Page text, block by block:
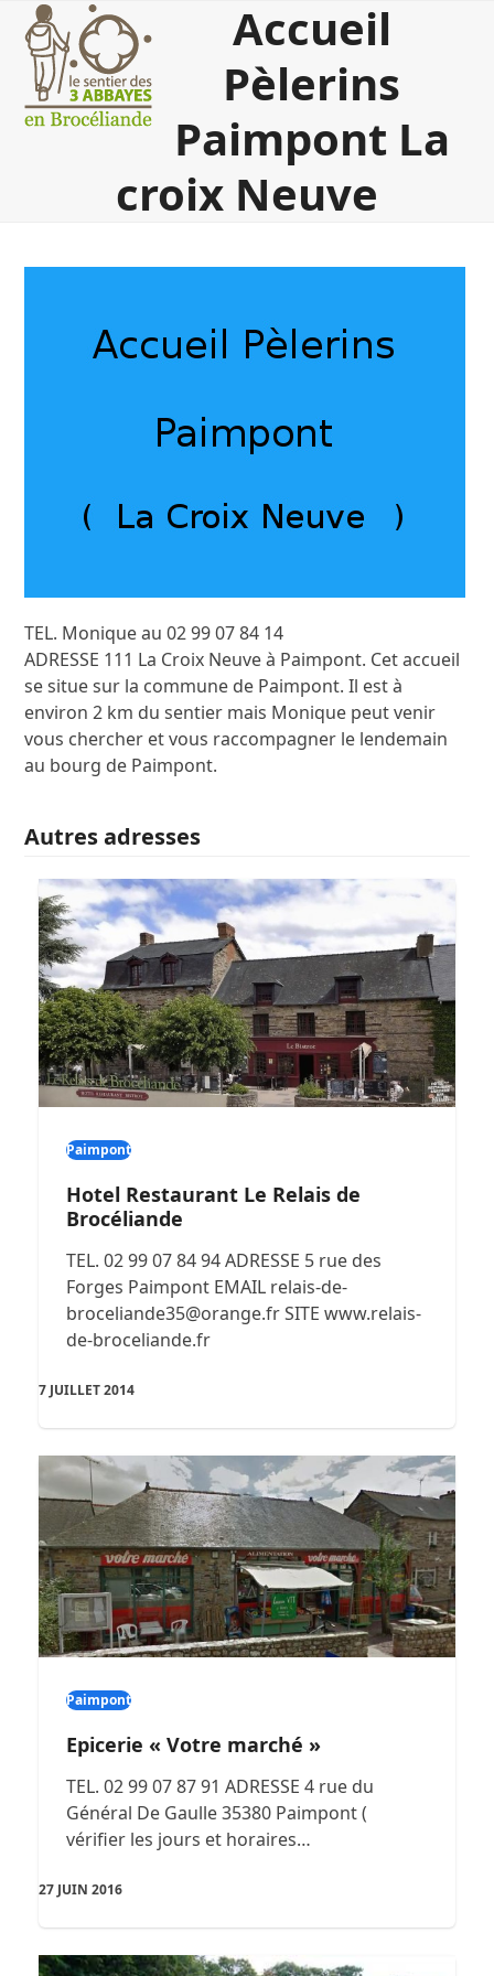
content
Open
mobile
menu
Close
mobile
menu
Accueil
Pèlerins
Paimpont La
croix Neuve
TEL. Monique au 02 99 07 84 14
ADRESSE 111 La Croix Neuve à Paimpont. Cet accueil
se situe sur la commune de Paimpont. Il est à
environ 2 km du sentier mais Monique peut venir
vous chercher et vous raccompagner le lendemain
au bourg de Paimpont.
Autres adresses
Paimpont
Hotel Restaurant Le Relais de
Brocéliande
TEL. 02 99 07 84 94 ADRESSE 5 rue des
Forges Paimpont EMAIL relais-de-
broceliande35@orange.fr SITE www.relais-
de-broceliande.fr
7 JUILLET 2014
Paimpont
Epicerie « Votre marché »
TEL. 02 99 07 87 91 ADRESSE 4 rue du
Général De Gaulle 35380 Paimpont (
vérifier les jours et horaires…
27 JUIN 2016